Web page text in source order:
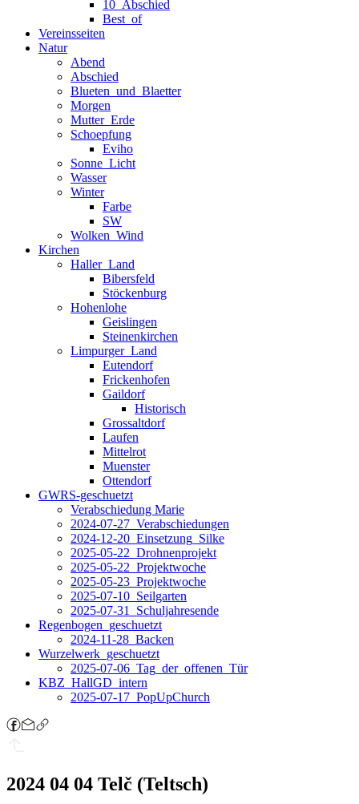
10_Abschied
Best_of
Vereinsseiten
Natur
Abend
Abschied
Blueten_und_Blaetter
Morgen
Mutter_Erde
Schoepfung
Eviho
Sonne_Licht
Wasser
Winter
Farbe
SW
Wolken_Wind
Kirchen
Haller_Land
Bibersfeld
Stöckenburg
Hohenlohe
Geislingen
Steinenkirchen
Limpurger_Land
Eutendorf
Frickenhofen
Gaildorf
Historisch
Grossaltdorf
Laufen
Mittelrot
Muenster
Ottendorf
GWRS-geschuetzt
Verabschiedung Marie
2024-07-27_Verabschiedungen
2024-12-20_Einsetzung_Silke
2025-05-22_Drohnenprojekt
2025-05-22_Projektwoche
2025-05-23_Projektwoche
2025-07-10_Seilgarten
2025-07-31_Schuljahresende
Regenbogen_geschuetzt
2024-11-28_Backen
Wurzelwerk_geschuetzt
2025-07-06_Tag_der_offenen_Tür
KBZ_HallGD_intern
2025-07-17_PopUpChurch
2024 04 04 Telč (Teltsch)